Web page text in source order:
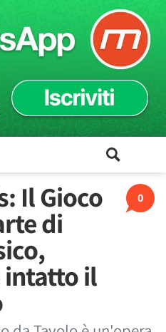
0
Il Gioco
di
intatto il